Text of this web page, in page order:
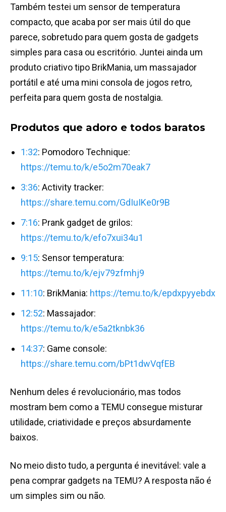
Também testei um sensor de temperatura
compacto, que acaba por ser mais útil do que
parece, sobretudo para quem gosta de gadgets
simples para casa ou escritório. Juntei ainda um
produto criativo tipo BrikMania, um massajador
portátil e até uma mini consola de jogos retro,
perfeita para quem gosta de nostalgia.
Produtos que adoro e todos baratos
1:32: Pomodoro Technique:
https://temu.to/k/e5o2m70eak7
3:36: Activity tracker:
https://share.temu.com/GdIuIKe0r9B
7:16: Prank gadget de grilos:
https://temu.to/k/efo7xui34u1
9:15: Sensor temperatura:
https://temu.to/k/ejv79zfmhj9
11:10: BrikMania: https://temu.to/k/epdxpyyebdx
12:52: Massajador:
https://temu.to/k/e5a2tknbk36
14:37: Game console:
https://share.temu.com/bPt1dwVqfEB
Nenhum deles é revolucionário, mas todos
mostram bem como a TEMU consegue misturar
utilidade, criatividade e preços absurdamente
baixos.
No meio disto tudo, a pergunta é inevitável: vale a
pena comprar gadgets na TEMU? A resposta não é
um simples sim ou não.